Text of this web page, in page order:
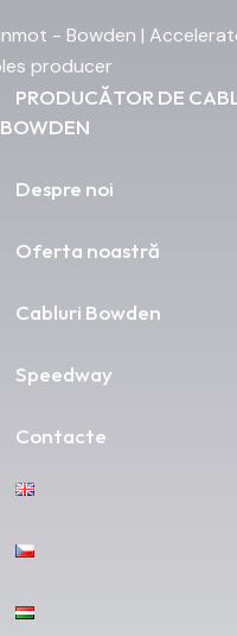
PRODUCĂTOR DE
BOWDEN
Despre noi
Oferta noastră
Cabluri Bowden
Speedway
Contacte